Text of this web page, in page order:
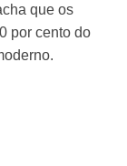
que os
por cento do